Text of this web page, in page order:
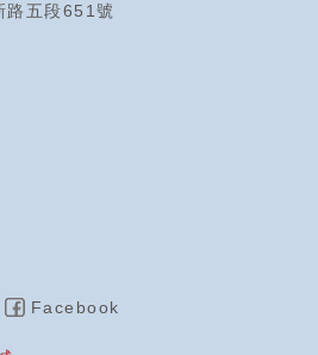
路五段651號
Facebook